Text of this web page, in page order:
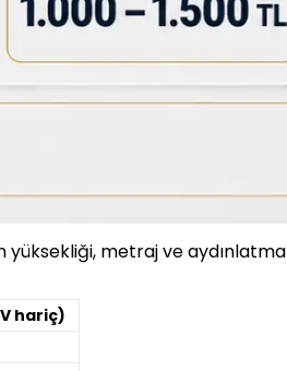
yüksekliği, metraj ve aydınlatma
hariç)